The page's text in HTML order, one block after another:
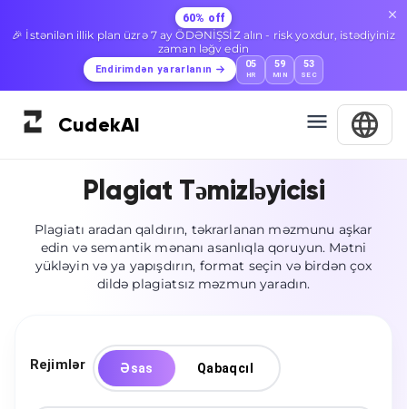
60% off
🎉 İstənilən illik plan üzrə 7 ay ÖDƏNİŞSİZ alın - risk yoxdur, istədiyiniz
zaman ləğv edin
Endirimdən yararlanın 05
HR
59
MIN
52
SEC
CudekAI
Plagiat Təmizləyicisi
Plagiatı aradan qaldırın, təkrarlanan məzmunu aşkar
edin və semantik mənanı asanlıqla qoruyun. Mətni
yükləyin və ya yapışdırın, format seçin və birdən çox
dildə plagiatsız məzmun yaradın.
Rejimlər Əsas Qabaqcıl